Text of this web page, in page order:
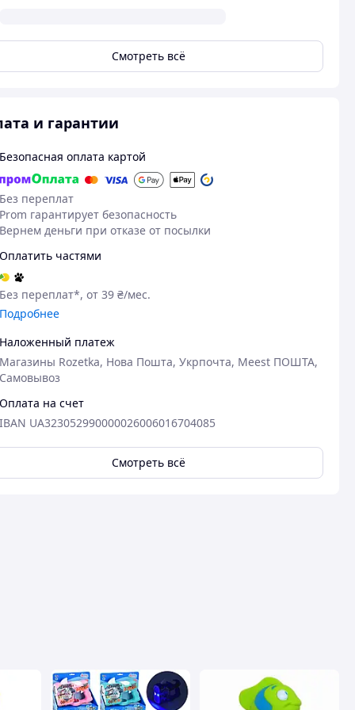
Смотреть всё
и гарантии
Безопасная оплата картой
Без переплат
Prom гарантирует безопасность
Вернем деньги при отказе от посылки
Оплатить частями
Без переплат*, от 39 ₴/мес.
Подробнее
Наложенный платеж
Магазины Rozetka, Нова Пошта, Укрпочта, Meest ПОШТА,
Самовывоз
Оплата на счет
IBAN UA323052990000026006016704085
Смотреть всё
Ігор Л.
Куплено на Prom.ua
доставка